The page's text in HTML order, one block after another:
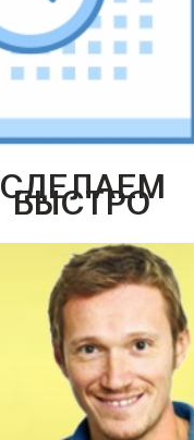
СДЕЛАЕМ
БЫСТРО